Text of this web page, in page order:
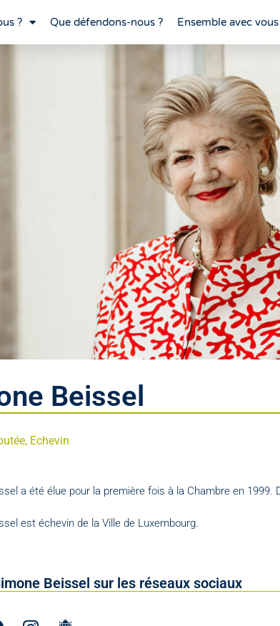
? Que défendons-nous ? Ensemble avec vous
Beissel
Echevin
a été élue pour la première fois à la Chambre en 1999.
est échevin de la Ville de Luxembourg.
Beissel sur les réseaux sociaux